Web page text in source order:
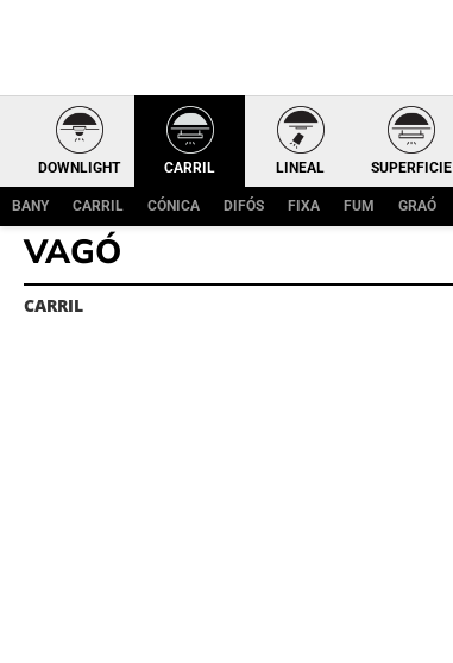
DOWNLIGHT CARRIL
BANY CARRIL CÓNICA DIFÓS FIXA FUM GRAÓ
LINEAL SUPERFICIE
VAGÓ
CARRIL